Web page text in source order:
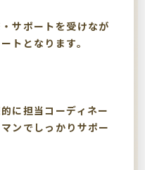
サポートを受けなが
トとなります。
に担当コーディネー
ンでしっかりサポー